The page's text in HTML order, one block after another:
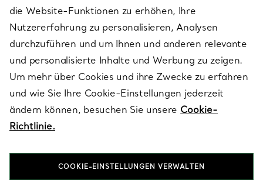
ÜBER TIFFANY & CO.
RECHTLICHE HINWEISE
FOLGEN SIE UNS
die Website-Funktionen zu erhöhen, Ihre
Nutzererfahrung zu personalisieren, Analysen
durchzuführen und um Ihnen und anderen relevante
und personalisierte Inhalte und Werbung zu zeigen.
Um mehr über Cookies und ihre Zwecke zu erfahren
und wie Sie Ihre Cookie-Einstellungen jederzeit
ändern können, besuchen Sie unsere Cookie-
Richtlinie.
COOKIE-EINSTELLUNGEN VERWALTEN